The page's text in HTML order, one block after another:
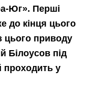
Юг». Перші
до кінця цього
цього приводу
Білоусов під
проходить у